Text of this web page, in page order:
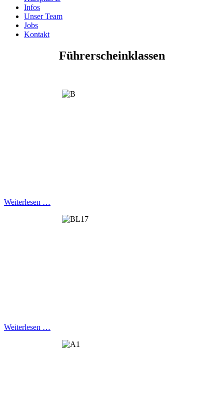
Infos
Unser Team
Jobs
Kontakt
Führerscheinklassen
Weiterlesen …
Weiterlesen …